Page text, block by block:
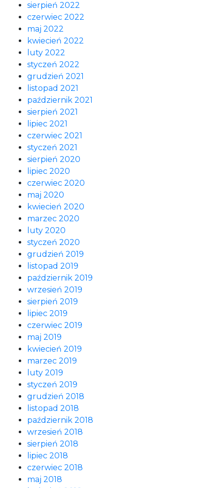
sierpień 2022
czerwiec 2022
maj 2022
kwiecień 2022
luty 2022
styczeń 2022
grudzień 2021
listopad 2021
październik 2021
sierpień 2021
lipiec 2021
czerwiec 2021
styczeń 2021
sierpień 2020
lipiec 2020
czerwiec 2020
maj 2020
kwiecień 2020
marzec 2020
luty 2020
styczeń 2020
grudzień 2019
listopad 2019
październik 2019
wrzesień 2019
sierpień 2019
lipiec 2019
czerwiec 2019
maj 2019
kwiecień 2019
marzec 2019
luty 2019
styczeń 2019
grudzień 2018
listopad 2018
październik 2018
wrzesień 2018
sierpień 2018
lipiec 2018
czerwiec 2018
maj 2018